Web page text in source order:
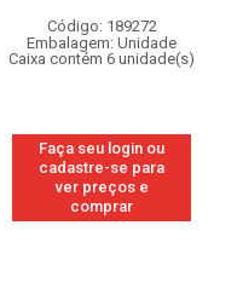
Código: 189272
Embalagem: Unidade
Caixa contém 6 unidade(s)
Faça seu login ou
cadastre-se para
ver preços e
comprar